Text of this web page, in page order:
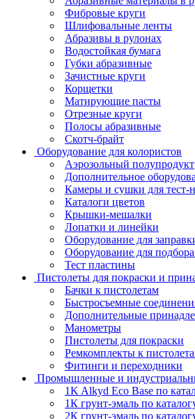
Фибровые круги
Шлифовальные ленты
Абразивы в рулонах
Водостойкая бумага
Губки абразивные
Зачистные круги
Корщетки
Матирующие пасты
Отрезные круги
Полосы абразивные
Скотч-брайт
Оборудование для колористов
Аэрозольный полупродукт
Дополнительное
Камеры и сушки для тест-
Каталоги цветов
Крышки-мешалки
Лопатки и линейки
Оборудование для
Оборудование для
Тест пластины
Пистолеты для покраски и
Бачки к пистолетам
Быстросъемные
Дополнительные
Манометры
Пистолеты для покраски
Ремкомплекты к
Фитинги и переходники
Промышленные и
1K Alkyd Eco Base по
1К грунт-эмаль по
2К грунт-эмаль по